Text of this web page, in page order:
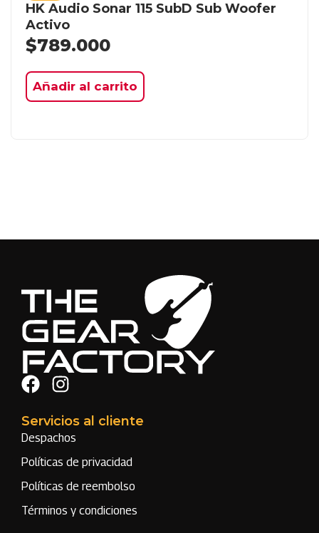
HK Audio Sonar 115 SubD Sub Woofer
Activo
$789.000
Añadir al carrito
Servicios al cliente
Despachos
Políticas de privacidad
Políticas de reembolso
Términos y condiciones